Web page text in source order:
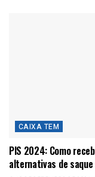
CAIXA TEM
PIS 2024: Como
alternativas de saque